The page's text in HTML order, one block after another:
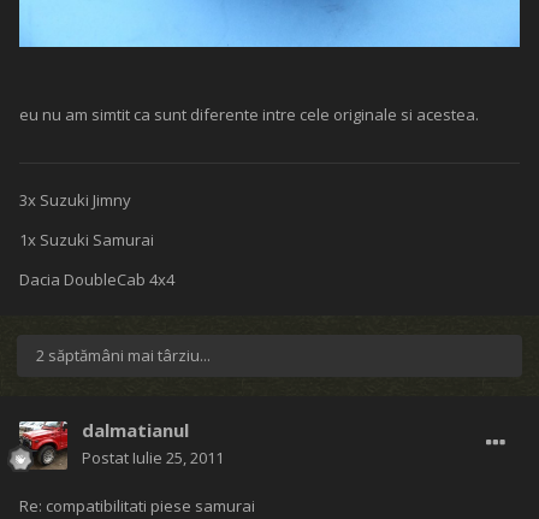
eu nu am simtit ca sunt diferente intre cele originale si acestea.
3x Suzuki Jimny
1x Suzuki Samurai
Dacia DoubleCab 4x4
2 săptămâni mai târziu...
dalmatianul
Postat Iulie 25, 2011
Re: compatibilitati piese samurai